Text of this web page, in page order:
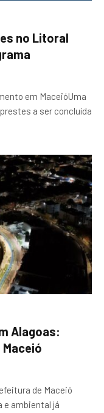
no Litoral
em MaceióUma
a ser concluída
Alagoas:
Maceió
de Maceió
e ambiental já